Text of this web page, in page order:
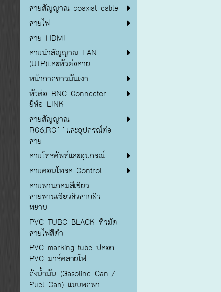
สายสัญญาณ coaxial cable
สายไฟ
สาย HDMI
สายนำสัญญาณ LAN
(UTP)และหัวต่อสาย
หน้ากากขาวมันเงา
หัวต่อ BNC Connector
ยี่ห้อ LINK
สายสัญญาณ
RG6,RG11และอุปกรณ์ต่อ
สาย
สายโทรศัพท์และอุปกรณ์
สายคอนโทรล Control
สายพานกลมสีเขียว
สายพานเขียวผิวสากผิว
หยาบ
PVC TUBE BLACK ทิวมัด
สายไฟสีดำ
PVC marking tube ปลอก
PVC มาร์คสายไฟ
ถังน้ำมัน (Gasoline Can /
Fuel Can) แบบพกพา